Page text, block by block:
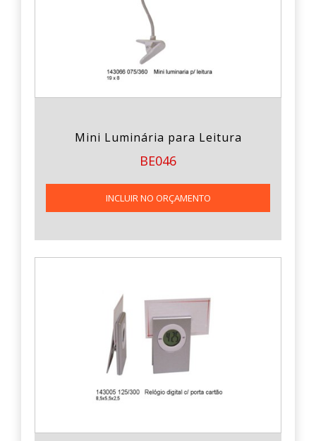
Mini Luminária para Leitura
BE046
INCLUIR NO ORÇAMENTO